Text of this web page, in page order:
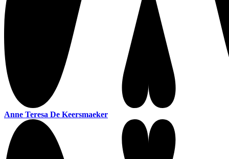
Anne Teresa De Keersmaeker